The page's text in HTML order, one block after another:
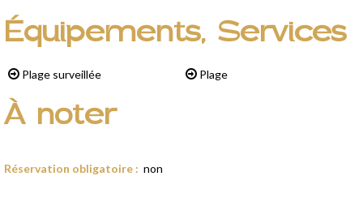
Équipements, Services
Plage surveillée Plage
À noter
Réservation obligatoire : non